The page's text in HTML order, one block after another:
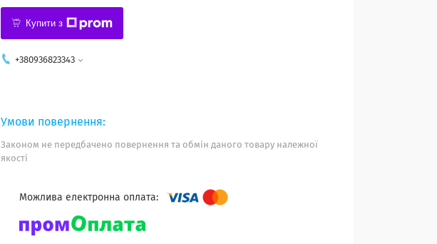
Купити з
+380936823343
Законом не передбачено повернення та обмін даного товару належної
якості